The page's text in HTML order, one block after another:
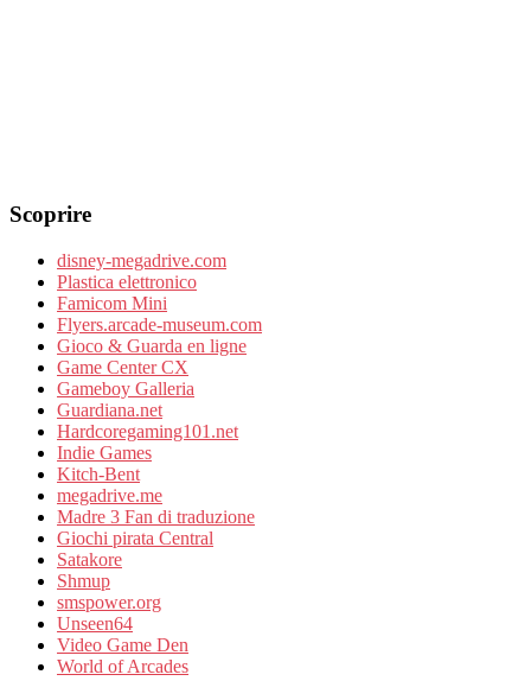
Scoprire
disney-megadrive.com
Plastica elettronico
Famicom Mini
Flyers.arcade-museum.com
Gioco & Guarda en ligne
Game Center CX
Gameboy Galleria
Guardiana.net
Hardcoregaming101.net
Indie Games
Kitch-Bent
megadrive.me
Madre 3 Fan di traduzione
Giochi pirata Central
Satakore
Shmup
smspower.org
Unseen64
Video Game Den
World of Arcades